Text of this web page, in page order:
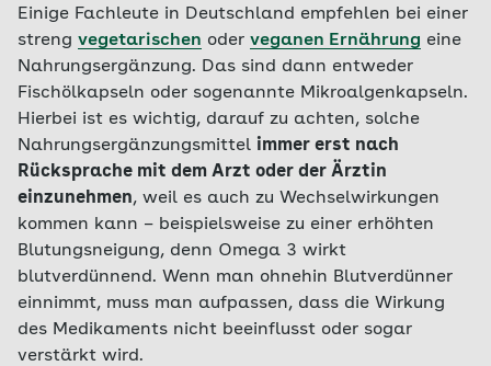
Einige Fachleute in Deutschland empfehlen bei einer
streng vegetarischen oder veganen Ernährung eine
Nahrungsergänzung. Das sind dann entweder
Fischölkapseln oder sogenannte Mikroalgenkapseln.
Hierbei ist es wichtig, darauf zu achten, solche
Nahrungsergänzungsmittel immer erst nach
Rücksprache mit dem Arzt oder der Ärztin
einzunehmen, weil es auch zu Wechselwirkungen
kommen kann – beispielsweise zu einer erhöhten
Blutungsneigung, denn Omega 3 wirkt
blutverdünnend. Wenn man ohnehin Blutverdünner
einnimmt, muss man aufpassen, dass die Wirkung
des Medikaments nicht beeinflusst oder sogar
verstärkt wird.